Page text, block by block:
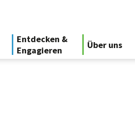
Entdecken &
Engagieren
Über uns